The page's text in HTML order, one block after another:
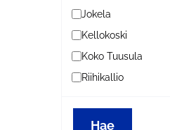
Jokela
Kellokoski
Koko Tuusula
Riihikallio
Hae